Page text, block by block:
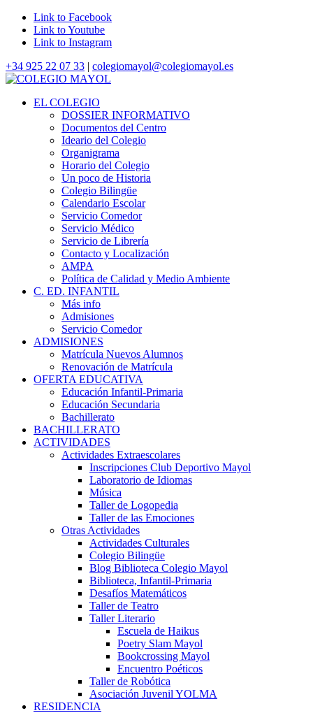
Link to Facebook
Link to Youtube
Link to Instagram
+34 925 22 07 33 | colegiomayol@colegiomayol.es
EL COLEGIO
DOSSIER INFORMATIVO
Documentos del Centro
Ideario del Colegio
Organigrama
Horario del Colegio
Un poco de Historia
Colegio Bilingüe
Calendario Escolar
Servicio Comedor
Servicio Médico
Servicio de Librería
Contacto y Localización
AMPA
Política de Calidad y Medio Ambiente
C. ED. INFANTIL
Más info
Admisiones
Servicio Comedor
ADMISIONES
Matrícula Nuevos Alumnos
Renovación de Matrícula
OFERTA EDUCATIVA
Educación Infantil-Primaria
Educación Secundaria
Bachillerato
BACHILLERATO
ACTIVIDADES
Actividades Extraescolares
Inscripciones Club Deportivo Mayol
Laboratorio de Idiomas
Música
Taller de Logopedia
Taller de las Emociones
Otras Actividades
Actividades Culturales
Colegio Bilingüe
Blog Biblioteca Colegio Mayol
Biblioteca, Infantil-Primaria
Desafíos Matemáticos
Taller de Teatro
Taller Literario
Escuela de Haikus
Poetry Slam Mayol
Bookcrossing Mayol
Encuentro Poéticos
Taller de Robótica
Asociación Juvenil YOLMA
RESIDENCIA